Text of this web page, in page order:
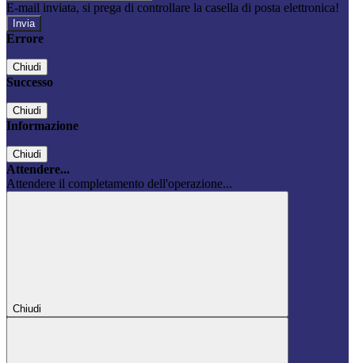
E-mail inviata, si prega di controllare la casella di posta elettronica!
Errore
Chiudi
Successo
Chiudi
Informazione
Chiudi
Attendere...
Attendere il completamento dell'operazione...
Chiudi